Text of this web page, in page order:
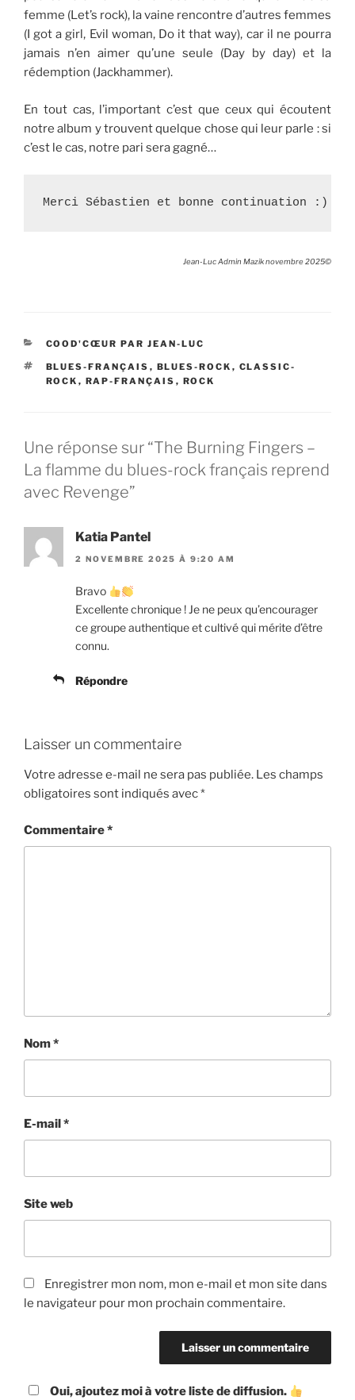
femme (Let’s rock), la vaine rencontre d’autres femmes
(I got a girl, Evil woman, Do it that way), car il ne pourra
jamais n’en aimer qu’une seule (Day by day) et la
rédemption (Jackhammer).
En tout cas, l’important c’est que ceux qui écoutent
notre album y trouvent quelque chose qui leur parle : si
c’est le cas, notre pari sera gagné…
Merci Sébastien et bonne continuation :)
Jean-Luc Admin Mazik novembre 2025©
CATÉGORIES
COOD'CŒUR PAR JEAN-LUC
ÉTIQUETTES
BLUES-FRANÇAIS , BLUES-ROCK , CLASSIC-
ROCK , RAP-FRANÇAIS , ROCK
Une réponse sur “The Burning Fingers –
La flamme du blues-rock français reprend
avec Revenge”
Katia Pantel
2 NOVEMBRE 2025 À 9:20 AM
Bravo
Excellente chronique ! Je ne peux qu’encourager
ce groupe authentique et cultivé qui mérite d’être
connu.
Répondre
Laisser un commentaire
Votre adresse e-mail ne sera pas publiée. Les champs
obligatoires sont indiqués avec*
Commentaire*
Nom*
E-mail*
Site web
Enregistrer mon nom, mon e-mail et mon site dans
le navigateur pour mon prochain commentaire.
Oui, ajoutez moi à votre liste de diffusion.